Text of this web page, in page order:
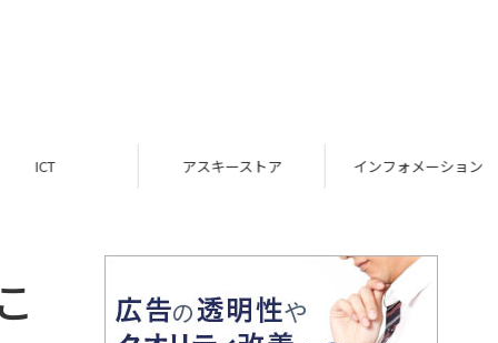
ICT アスキーストア インフォメーション